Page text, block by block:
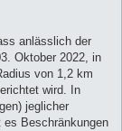
anlässlich der
Oktober 2022, in
von 1,2 km
wird. In
jeglicher
es Beschränkungen